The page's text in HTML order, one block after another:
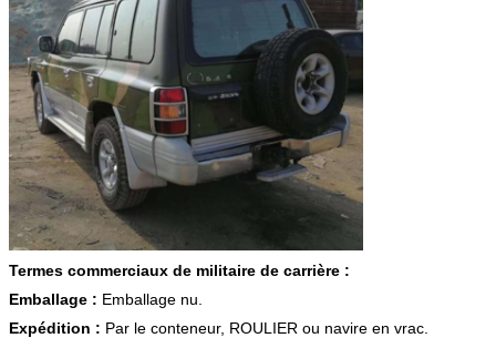
Termes commerciaux de militaire de carrière :
Emballage : Emballage nu.
Expédition : Par le conteneur, ROULIER ou navire en vrac.